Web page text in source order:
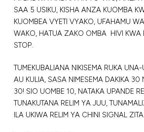
SAA 5 USIKU, KISHA ANZA KUOMBA
KUOMBEA VYETI VYAKO, UFAHAMU
WAKO, HATUA ZAKO OMBA HIVI KWA
STOP.
TUMEKUBALIANA NIKISEMA RUKA
AU KULIA, SASA NIMESEMA DAKIKA 30
30! SIO UOMBE 10, NATAKA UPANDE
TUNAKUTANA RELIM YA JUU,
ILA UKIWA RELIM YA CHINI SIGNAL ZITA